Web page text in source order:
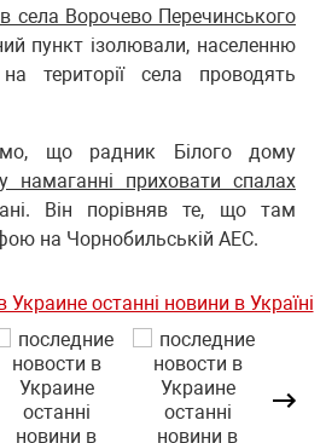
села Ворочево Перечинського
пункт ізолювали, населенню
території села проводять
що радник Білого дому
намаганні приховати спалах
Він порівняв те, що там
на Чорнобильській АЕС.